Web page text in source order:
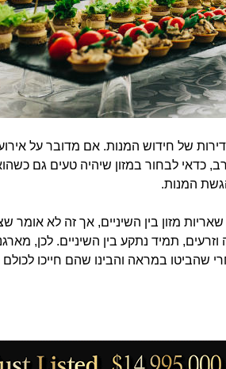
של חידוש המנות. אם מדובר על
כדאי לבחור במזון שיהיה טעים גם
המנות.
מזון בין השיניים, אך זה לא אומר
תמיד נתקע בין השיניים. לכן,
שהביטו במראה והבינו שהם חייכו